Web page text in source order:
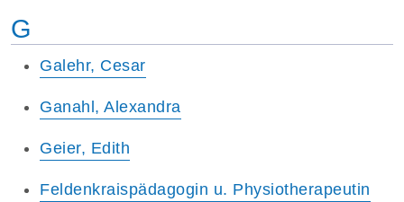
G
Galehr, Cesar
Ganahl, Alexandra
Geier, Edith
Feldenkraispädagogin u. Physiotherapeutin